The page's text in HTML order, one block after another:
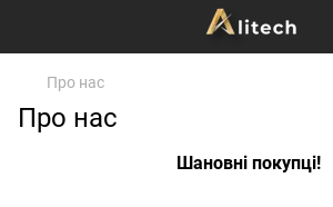
Про нас
Про нас
Шановні покупці!